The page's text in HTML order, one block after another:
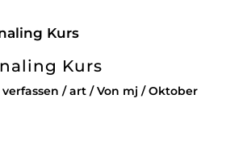
Kurs
/art/ Von mj /Oktober